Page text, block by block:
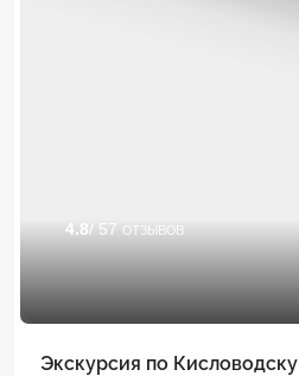
4.8/ 57 отзывов
Экскурсия по Кисловодску